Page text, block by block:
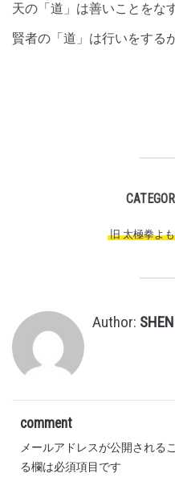
天の「道」は善いことをな
賢者の「道」は行いをする
旧 太極拳よ
Author:
comment
メールアドレスが公開される
る欄は必須項目です